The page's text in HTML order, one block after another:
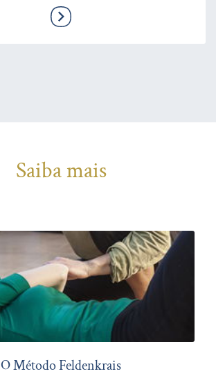
Saiba mais
O Método Feldenkrais